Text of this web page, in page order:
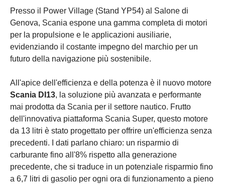
Presso il Power Village (Stand YP54) al Salone di
Genova, Scania espone una gamma completa di motori
per la propulsione e le applicazioni ausiliarie,
evidenziando il costante impegno del marchio per un
futuro della navigazione più sostenibile.
All'apice dell'efficienza e della potenza è il nuovo motore
Scania DI13, la soluzione più avanzata e performante
mai prodotta da Scania per il settore nautico. Frutto
dell'innovativa piattaforma Scania Super, questo motore
da 13 litri è stato progettato per offrire un'efficienza senza
precedenti. I dati parlano chiaro: un risparmio di
carburante fino all'8% rispetto alla generazione
precedente, che si traduce in un potenziale risparmio fino
a 6,7 litri di gasolio per ogni ora di funzionamento a pieno